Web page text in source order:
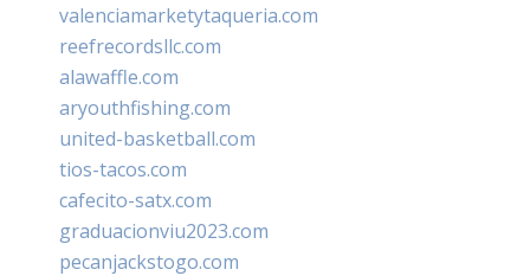
valenciamarketytaqueria.com
reefrecordsllc.com
alawaffle.com
aryouthfishing.com
united-basketball.com
tios-tacos.com
cafecito-satx.com
graduacionviu2023.com
pecanjackstogo.com